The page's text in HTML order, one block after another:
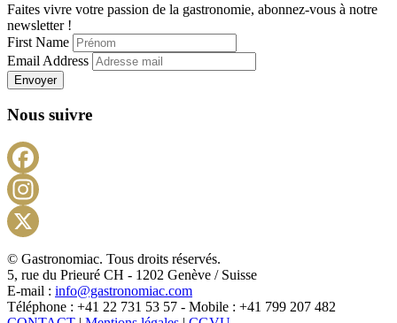
Faites vivre votre passion de la gastronomie, abonnez-vous à notre
newsletter !
First Name
Email Address
Envoyer
Nous suivre
X
© Gastronomiac. Tous droits réservés.
5, rue du Prieuré CH - 1202 Genève / Suisse
E-mail : info@gastronomiac.com
Téléphone : +41 22 731 53 57 - Mobile : +41 799 207 482